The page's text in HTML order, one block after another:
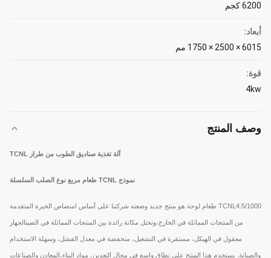
6200 كجم
أبعاد:
6015 × 2500 × 1750 مم
قوة:
4kw
وصف المنتج
آلة تغذية صناديق الطوب من طراز TCNL
نموذج TCNL طعام مربع نوع الصلب السلسلة
TCNL4.5/1000 طعام لوحة هو منتج جديد وضعته شركتنا على أساس امتصاص الخبرة المتقدمة
من المنتجات المماثلة في الخارج،وتحتل مكانة رائدة بين المنتجات المماثلة في الصينالجهاز
معقول في الهيكل، مستقرة في التشغيل، منخفضة في معدل الفشل، وسهلة الاستخدام
والصيانة. يستخدم هذا المنتج على نطاق واسع في مجال التعدين، مواد البناء،المعادن والصناعات